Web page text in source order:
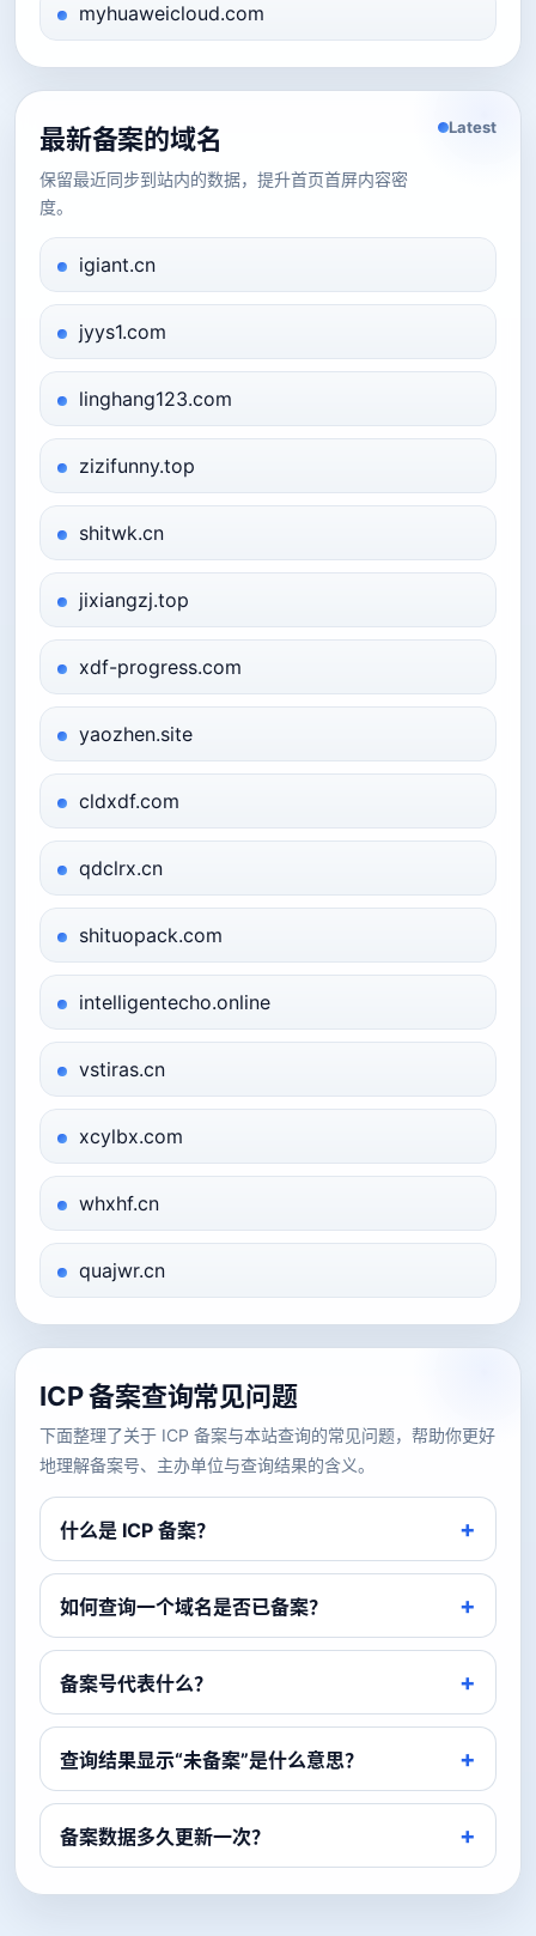
myhuaweicloud.com
最新备案的域名
保留最近同步到站内的数据，提升首页首屏内容密
度。
Latest
igiant.cn
jyys1.com
linghang123.com
zizifunny.top
shitwk.cn
jixiangzj.top
xdf-progress.com
yaozhen.site
cldxdf.com
qdclrx.cn
shituopack.com
intelligentecho.online
vstiras.cn
xcylbx.com
whxhf.cn
quajwr.cn
ICP 备案查询常见问题
下面整理了关于 ICP 备案与本站查询的常见问题，帮助你更好
地理解备案号、主办单位与查询结果的含义。
什么是 ICP 备案？
如何查询一个域名是否已备案？
备案号代表什么？
查询结果显示“未备案”是什么意思？
备案数据多久更新一次？